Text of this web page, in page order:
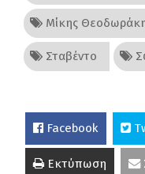
Μίκης
Σταβέντο
Facebook
Εκτύπωση